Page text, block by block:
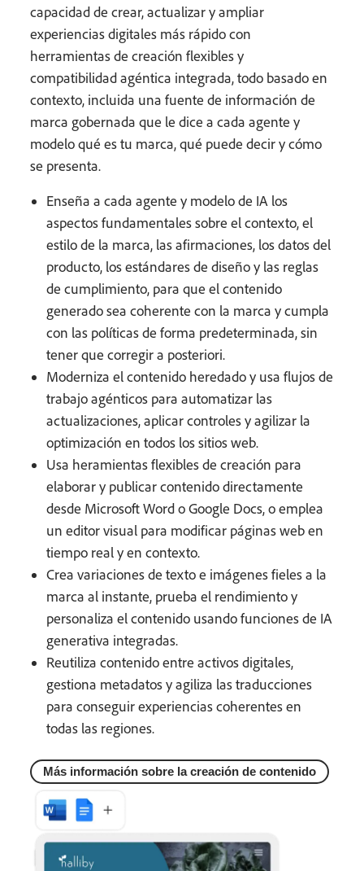
capacidad de crear, actualizar y ampliar
experiencias digitales más rápido con
herramientas de creación flexibles y
compatibilidad agéntica integrada, todo basado en
contexto, incluida una fuente de información de
marca gobernada que le dice a cada agente y
modelo qué es tu marca, qué puede decir y cómo
se presenta.
Enseña a cada agente y modelo de IA los
aspectos fundamentales sobre el contexto, el
estilo de la marca, las afirmaciones, los datos del
producto, los estándares de diseño y las reglas
de cumplimiento, para que el contenido
generado sea coherente con la marca y cumpla
con las políticas de forma predeterminada, sin
tener que corregir a posteriori.
Moderniza el contenido heredado y usa flujos de
trabajo agénticos para automatizar las
actualizaciones, aplicar controles y agilizar la
optimización en todos los sitios web.
Usa heramientas flexibles de creación para
elaborar y publicar contenido directamente
desde Microsoft Word o Google Docs, o emplea
un editor visual para modificar páginas web en
tiempo real y en contexto.
Crea variaciones de texto e imágenes fieles a la
marca al instante, prueba el rendimiento y
personaliza el contenido usando funciones de IA
generativa integradas.
Reutiliza contenido entre activos digitales,
gestiona metadatos y agiliza las traducciones
para conseguir experiencias coherentes en
todas las regiones.
Más información sobre la creación de contenido